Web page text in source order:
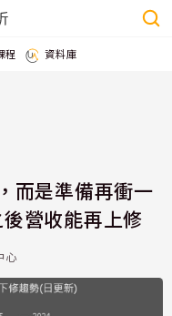
程 資料庫
而是準備再衝一
營收能再上修
心